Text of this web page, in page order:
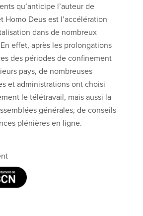
qu’anticipe l’auteur de
Homo Deus est l’accélération
dans de nombreux
effet, après les prolongations
des périodes de confinement
pays, de nombreuses
et administrations ont choisi
le télétravail, mais aussi la
générales, de conseils
plénières en ligne.